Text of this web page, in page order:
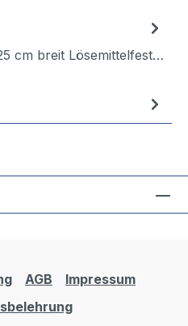
cm breit Lösemittelfest…
AGB
Impressum